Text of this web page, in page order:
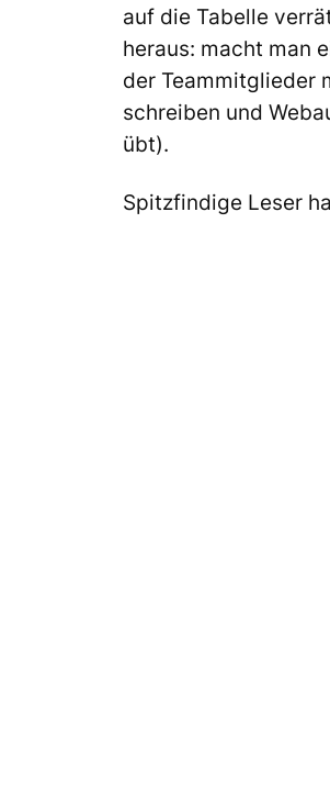
auf die Tabelle
heraus: macht man
der Teammitglieder
schreiben und
übt).
Spitzfindige Leser